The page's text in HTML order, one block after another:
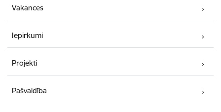
Vakances
Iepirkumi
Projekti
Pašvaldība